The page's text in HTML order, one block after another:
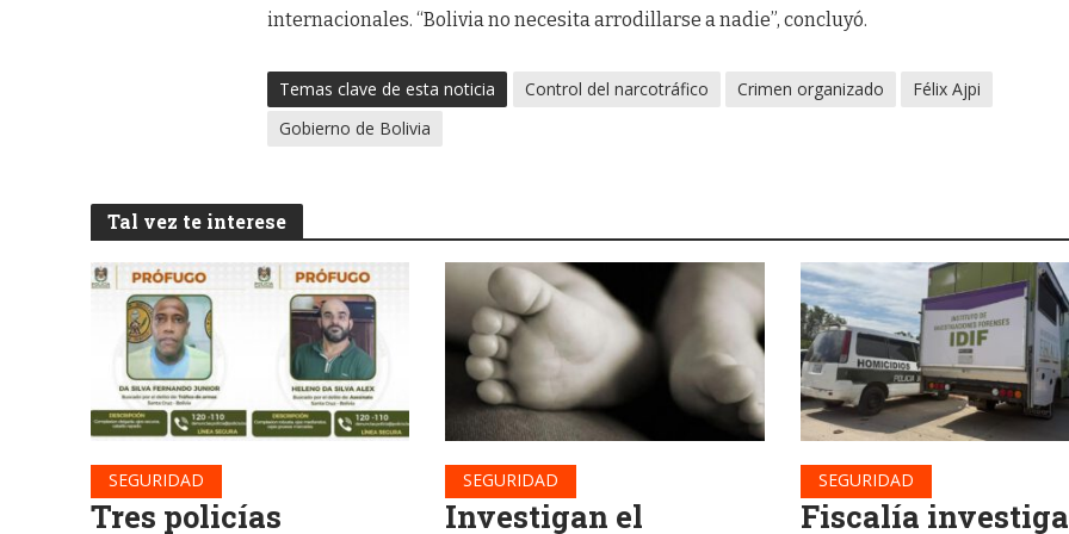
internacionales. “Bolivia no necesita arrodillarse a nadie”, concluyó.
Temas clave de esta noticia Control del narcotráfico Crimen organizado
Félix Ajpi
Gobierno de Bolivia
Tal vez te interese
SEGURIDAD
Tres policías
SEGURIDAD
Investigan el
SEGURIDAD
Fiscalía